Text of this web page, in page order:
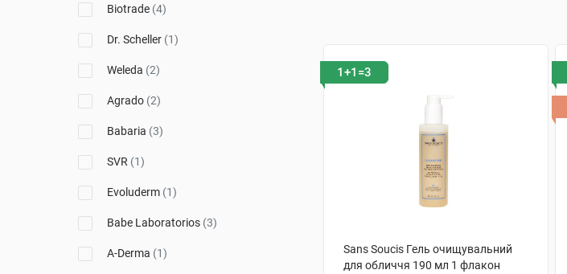
Biotrade (4)
Dr. Scheller (1)
Weleda (2)
Agrado (2)
Babaria (3)
SVR (1)
Evoluderm (1)
Babe Laboratorios (3)
A-Derma (1)
1+1=3
Sans Soucis Гель очищувальний
для обличчя 190 мл 1 флакон